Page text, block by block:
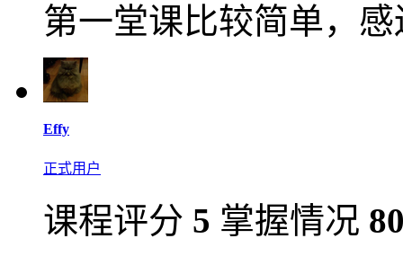
第一堂课比较简单，
Effy
正式用户
课程评分 5 掌握情况